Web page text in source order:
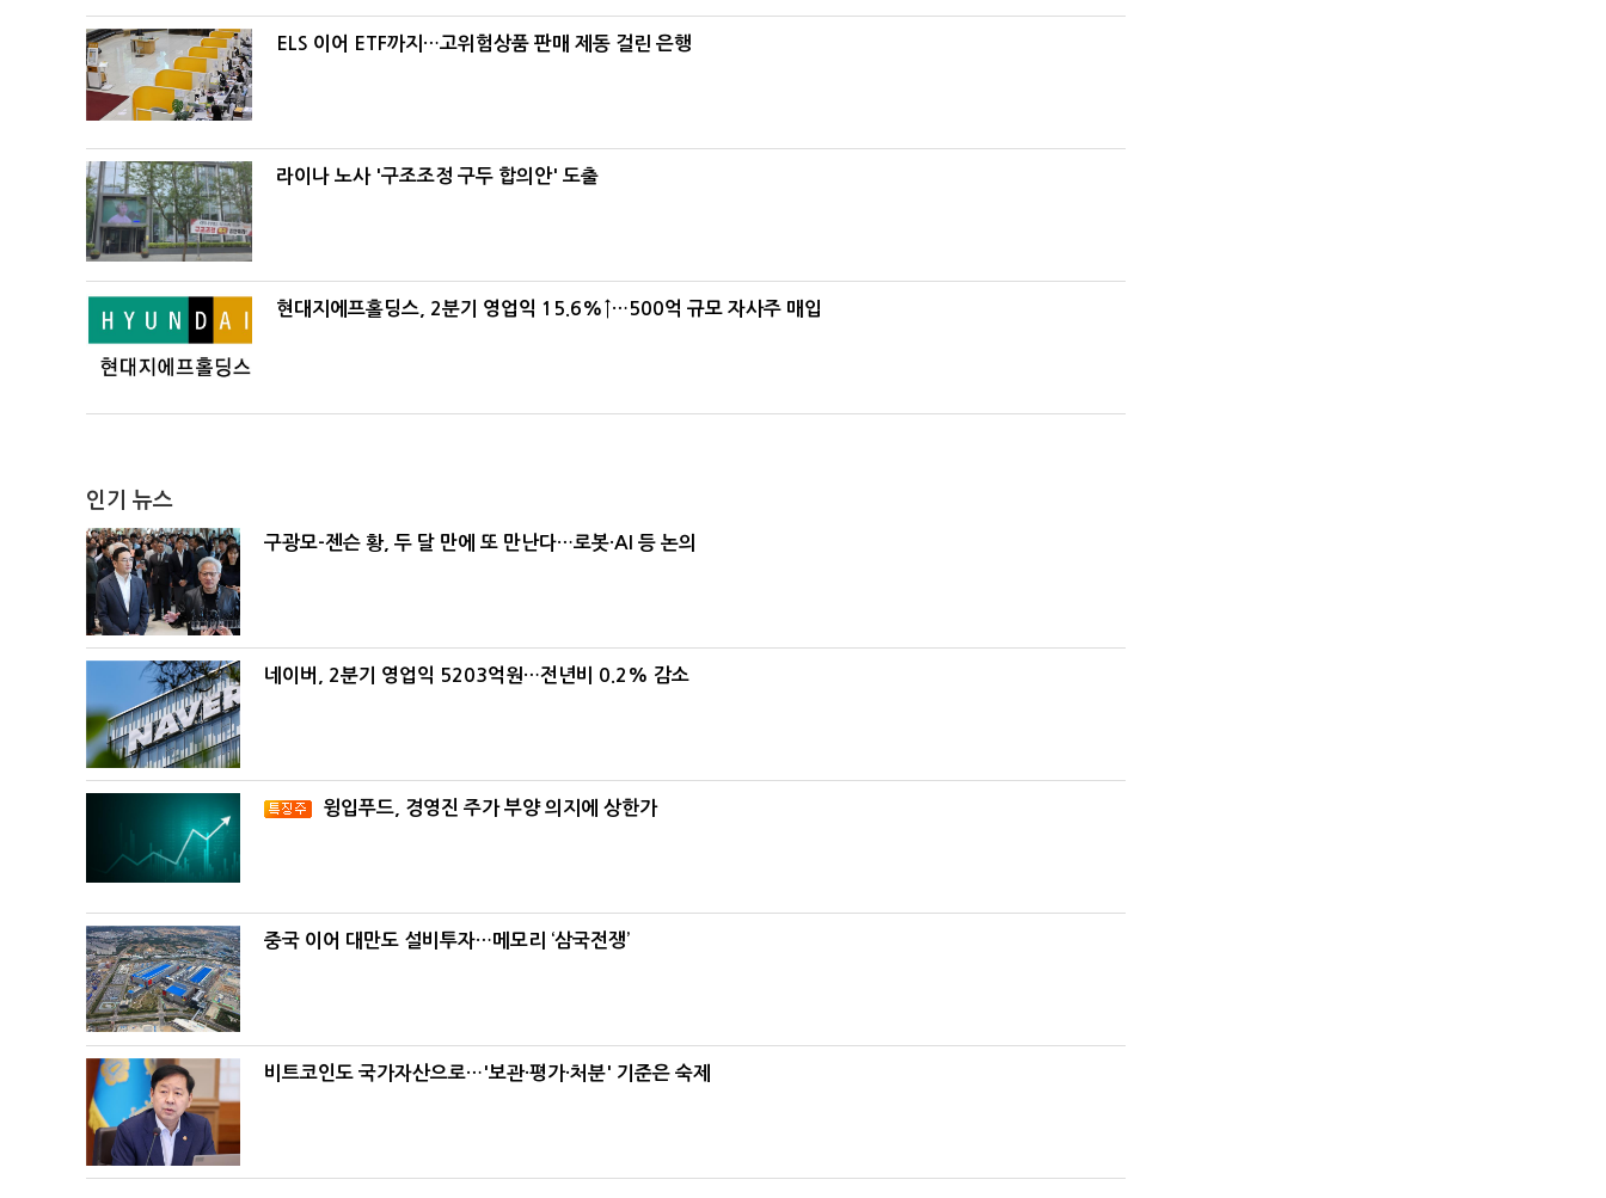
ELS 이어 ETF까지…고위험상품 판매 제동 걸린 은행
라이나 노사 '구조조정 구두 합의안' 도출
현대지에프홀딩스, 2분기 영업익 15.6%↑…500억 규모 자사주 매입
인기 뉴스
구광모-젠슨 황, 두 달 만에 또 만난다…로봇·AI 등 논의
네이버, 2분기 영업익 5203억원…전년비 0.2% 감소
윙입푸드, 경영진 주가 부양 의지에 상한가
중국 이어 대만도 설비투자…메모리 ‘삼국전쟁’
비트코인도 국가자산으로…'보관·평가·처분' 기준은 숙제